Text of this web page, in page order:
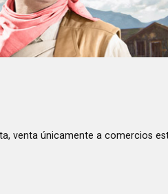
venta únicamente a comercios